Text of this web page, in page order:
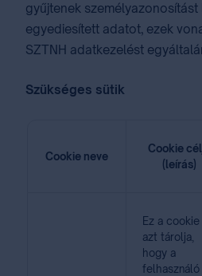
gyűjtenek
egyediesített adatot, ezek
SZTNH adatkezelést
Szükséges sütik
Cookie neve
Cookie
(leírás)
Ez a cookie
azt tárolja,
hogy a
felhasználó